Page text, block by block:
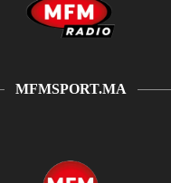
MFMSPORT.MA